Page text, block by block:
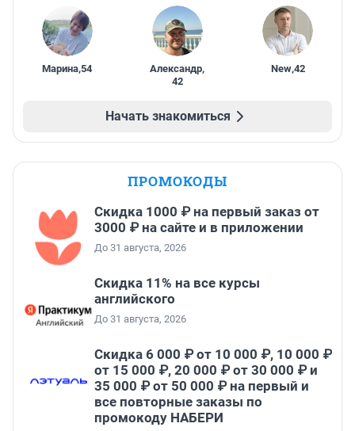
Марина,54 Александр,
42
New,42
Начать знакомиться
ПРОМОКОДЫ
Скидка 1000 ₽ на первый заказ от
3000 ₽ на сайте и в приложении
До 31 августа, 2026
Скидка 11% на все курсы
английского
До 31 августа, 2026
Скидка 6 000 ₽ от 10 000 ₽, 10 000 ₽
от 15 000 ₽, 20 000 ₽ от 30 000 ₽ и
35 000 ₽ от 50 000 ₽ на первый и
все повторные заказы по
промокоду НАБЕРИ